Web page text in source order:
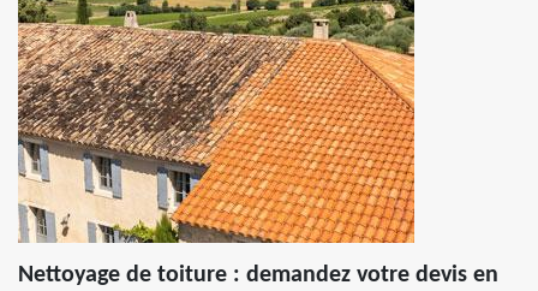
Nettoyage de toiture : demandez votre devis en